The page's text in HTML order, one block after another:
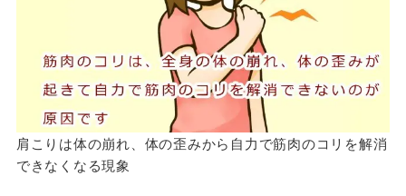
肩こりは体の崩れ、体の歪みから自力で筋肉のコリを解消
できなくなる現象